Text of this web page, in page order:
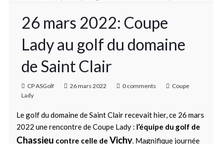
26 mars 2022: Coupe
Lady au golf du domaine
de Saint Clair
CP ASGolf 26 mars 2022 0 comments
Coupe
Lady
Le golf du domaine de Saint Clair recevait hier, ce 26 mars
2022 une rencontre de Coupe Lady : l’équipe du golf de
Chassieu contre celle de Vichy. Magnifique journée